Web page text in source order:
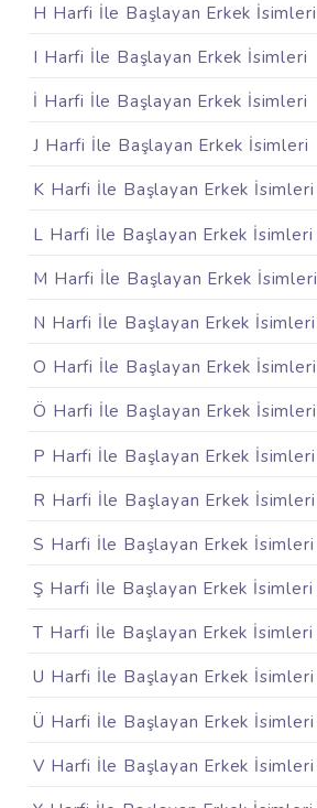
H Harfi İle Başlayan Erkek İsimleri
I Harfi İle Başlayan Erkek İsimleri
İ Harfi İle Başlayan Erkek İsimleri
J Harfi İle Başlayan Erkek İsimleri
K Harfi İle Başlayan Erkek İsimleri
L Harfi İle Başlayan Erkek İsimleri
M Harfi İle Başlayan Erkek İsimleri
N Harfi İle Başlayan Erkek İsimleri
O Harfi İle Başlayan Erkek İsimleri
Ö Harfi İle Başlayan Erkek İsimleri
P Harfi İle Başlayan Erkek İsimleri
R Harfi İle Başlayan Erkek İsimleri
S Harfi İle Başlayan Erkek İsimleri
Ş Harfi İle Başlayan Erkek İsimleri
T Harfi İle Başlayan Erkek İsimleri
U Harfi İle Başlayan Erkek İsimleri
Ü Harfi İle Başlayan Erkek İsimleri
V Harfi İle Başlayan Erkek İsimleri